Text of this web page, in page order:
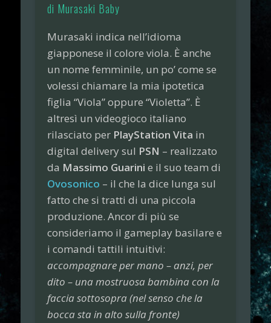
di Murasaki Baby
Murasaki indica nell’idioma
giapponese il colore viola. È anche
un nome femminile, un po’ come se
volessi chiamare la mia ipotetica
figlia “Viola” oppure “Violetta”. È
altresì un videogioco italiano
rilasciato per PlayStation Vita in
digital delivery sul PSN – realizzato
da Massimo Guarini e il suo team di
Ovosonico – il che la dice lunga sul
fatto che si tratti di una piccola
produzione. Ancor di più se
consideriamo il gameplay basilare e
i comandi tattili intuitivi:
accompagnare per mano – anzi, per
dito – una mostruosa bambina con la
faccia sottosopra (nel senso che la
bocca sta in alto sulla fronte)